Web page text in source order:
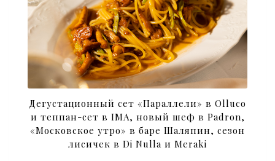
Дегустационный сет «Параллели» в Olluco
и теппан-сет в IMA, новый шеф в Padron,
«Московское утро» в баре Шаляпин, сезон
лисичек в Di Nulla и Meraki